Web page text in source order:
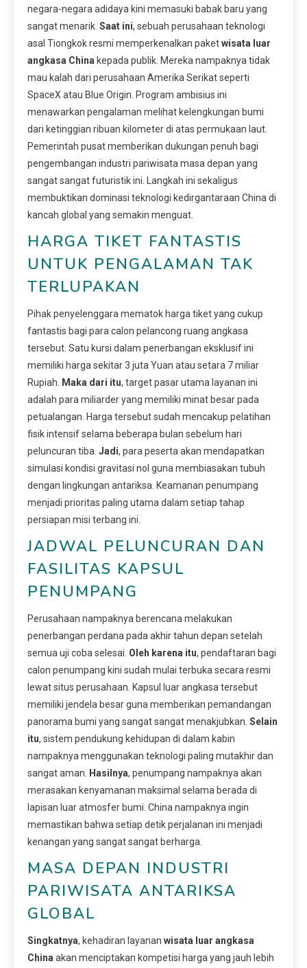
negara-negara adidaya kini memasuki babak baru yang
sangat menarik. Saat ini, sebuah perusahaan teknologi
asal Tiongkok resmi memperkenalkan paketwisata luar
angkasa China kepada publik. Mereka nampaknya tidak
mau kalah dari perusahaan Amerika Serikat seperti
SpaceX atau Blue Origin. Program ambisius ini
menawarkan pengalaman melihat kelengkungan bumi
dari ketinggian ribuan kilometer di atas permukaan laut.
Pemerintah pusat memberikan dukungan penuh bagi
pengembangan industri pariwisata masa depan yang
sangat sangat futuristik ini. Langkah ini sekaligus
membuktikan dominasi teknologi kedirgantaraan China di
kancah global yang semakin menguat.
HARGA TIKET FANTASTIS
UNTUK PENGALAMAN TAK
TERLUPAKAN
Pihak penyelenggara mematok harga tiket yang cukup
fantastis bagi para calon pelancong ruang angkasa
tersebut. Satu kursi dalam penerbangan eksklusif ini
memiliki harga sekitar 3 juta Yuan atau setara 7 miliar
Rupiah.
Maka dari itu, target pasar utama layanan ini
adalah para miliarder yang memiliki minat besar pada
petualangan. Harga tersebut sudah mencakup pelatihan
fisik intensif selama beberapa bulan sebelum hari
peluncuran tiba. Jadi, para peserta akan mendapatkan
simulasi kondisi gravitasi nol guna membiasakan tubuh
dengan lingkungan antariksa. Keamanan penumpang
menjadi prioritas paling utama dalam setiap tahap
persiapan misi terbang ini.
JADWAL PELUNCURAN DAN
FASILITAS KAPSUL
PENUMPANG
Perusahaan nampaknya berencana melakukan
penerbangan perdana pada akhir tahun depan setelah
semua uji coba selesai. Oleh karena itu, pendaftaran bagi
calon penumpang kini sudah mulai terbuka secara resmi
lewat situs perusahaan. Kapsul luar angkasa tersebut
memiliki jendela besar guna memberikan pemandangan
panorama bumi yang sangat sangat menakjubkan. Selain
itu, sistem pendukung kehidupan di dalam kabin
nampaknya menggunakan teknologi paling mutakhir dan
sangat aman.
Hasilnya, penumpang nampaknya akan
merasakan kenyamanan maksimal selama berada di
lapisan luar atmosfer bumi. China nampaknya ingin
memastikan bahwa setiap detik perjalanan ini menjadi
kenangan yang sangat sangat berharga.
MASA DEPAN INDUSTRI
PARIWISATA ANTARIKSA
GLOBAL
Singkatnya, kehadiran layanan wisata luar angkasa
China akan menciptakan kompetisi harga yang jauh lebih